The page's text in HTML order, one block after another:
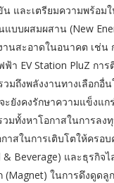
และเตรียมความพร้อม
บบผสมผสาน (New
นสะอาดในอนาคต เช่น
า EV Station PluZ กา
วมถึงพลังงานทางเลือกอื่
ะยังคงรักษาความแข็งแก
วมทั้งหาโอกาสในการลง
าสในการเติบโตให้ครอ
& Beverage) และธุรกิจ
(Magnet) ในการดึงดูดลู